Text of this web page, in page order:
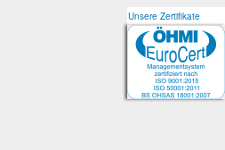
Unsere Zertifikate
Unsere Zertifikate